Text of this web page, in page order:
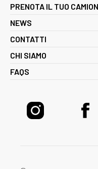
PRENOTA IL TUO CAMION
NEWS
CONTATTI
CHI SIAMO
FAQS